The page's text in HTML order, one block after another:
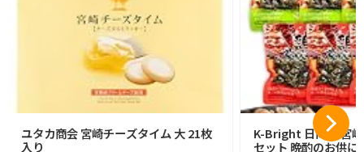
ユタカ商会 宮崎チーズタイム 大 21枚
入り
K-Bright 日向屋 宮
セット 晩酌のお供に